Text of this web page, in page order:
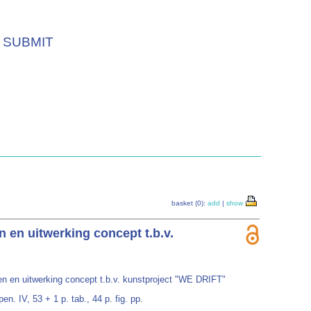
SUBMIT
basket (0): add | show
en uitwerking concept t.b.v.
en uitwerking concept t.b.v. kunstproject "WE DRIFT"
IV, 53 + 1 p. tab., 44 p. fig. pp.